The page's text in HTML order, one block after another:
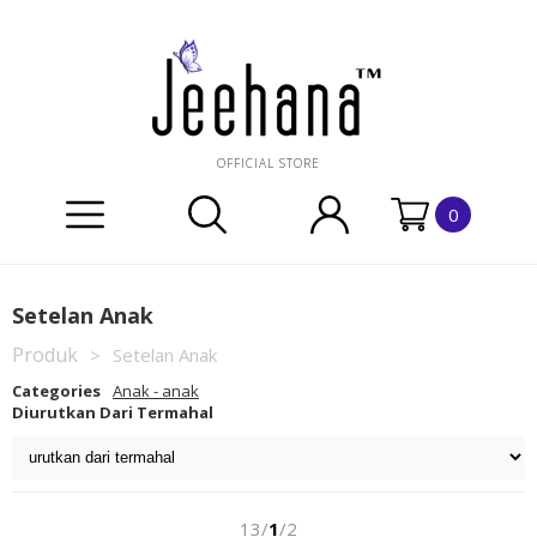
OFFICIAL STORE
0
Setelan Anak
Produk > Setelan Anak
Categories Anak - anak
Diurutkan Dari Termahal
13/1/2